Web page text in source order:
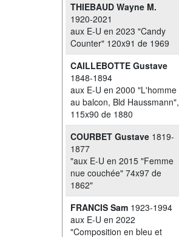
THIEBAUD Wayne M.
1920-2021
aux E-U en 2023 "Candy
Counter" 120x91 de 1969
CAILLEBOTTE Gustave
1848-1894
aux E-U en 2000 "L'homme
au balcon, Bld Haussmann",
115x90 de 1880
COURBET Gustave 1819-
1877
"aux E-U en 2015 "Femme
nue couchée" 74x97 de
1862"
FRANCIS Sam 1923-1994
aux E-U en 2022
"Composition en bleu et